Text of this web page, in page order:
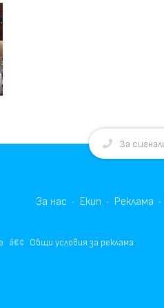
За
За нас Екип Реклама
Общи условия за реклама